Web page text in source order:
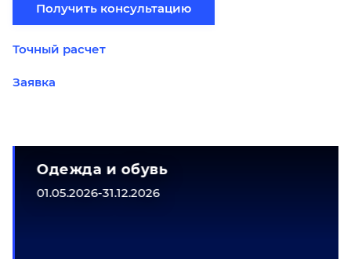
Получить консультацию
Точный расчет
Заявка
Одежда и обувь
01.05.2026-31.12.2026